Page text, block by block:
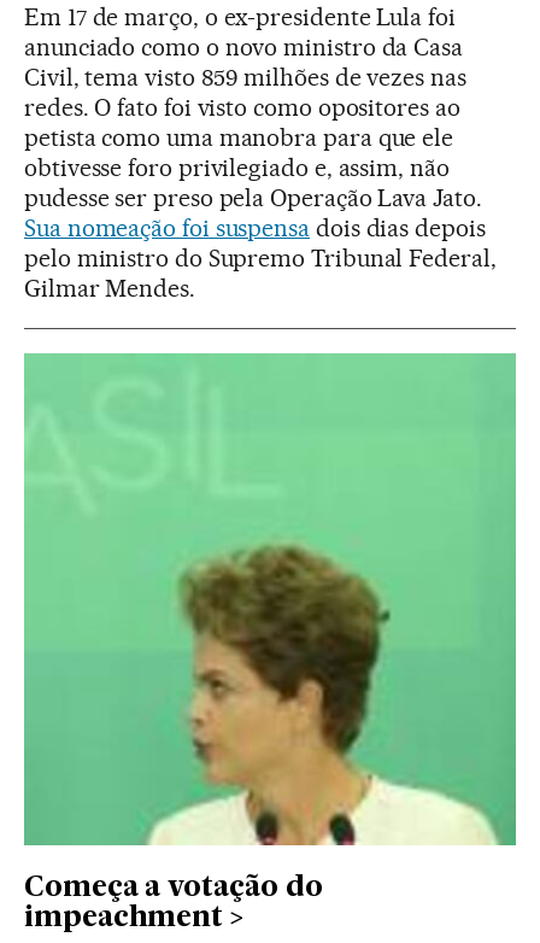
Em 17 de março, o ex-presidente Lula foi
anunciado como o novo ministro da Casa
Civil, tema visto 859 milhões de vezes nas
redes. O fato foi visto como opositores ao
petista como uma manobra para que ele
obtivesse foro privilegiado e, assim, não
pudesse ser preso pela Operação Lava Jato.
Sua nomeação foi suspensa dois dias depois
pelo ministro do Supremo Tribunal Federal,
Gilmar Mendes.
Começa a votação do
impeachment